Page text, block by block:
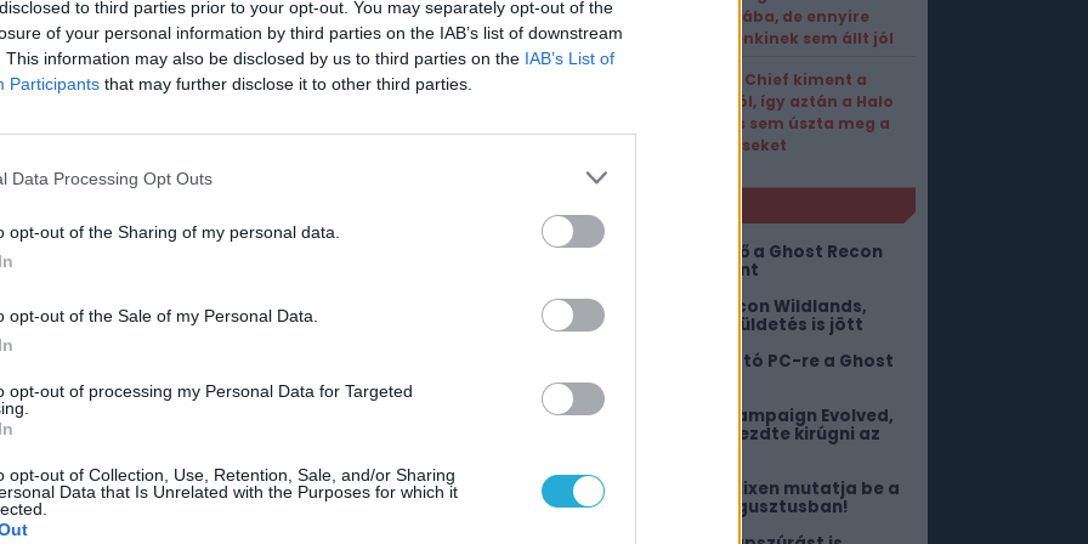
to third parties prior to your opt-out. You may separately opt-out of the
of your personal information by third parties on the IAB’s list of downstream
This information may also be disclosed by us to third parties on the IAB’s List of
Participants that may further disclose it to other third parties.
Data Processing Opt Outs
opt-out of the Sharing of my personal data.
opt-out of the Sale of my Personal Data.
opt-out of processing my Personal Data for Targeted
opt-out of Collection, Use, Retention, Sale, and/or Sharing
Data that Is Unrelated with the Purposes for which it
méghozzá egy visszafogott
mindenki választ magának egy babát,
körben 3 akciópontból gazdálkodva
a játékkártyák közül egy-egy
szoba lap bekerül a játéktábla alá, a
meg – ami nem osztható el, az a babaház
az egy-egy szintén véletlenül választott
és a történetlapkákkal kezdődhet a
eredményez, egyedül a lefutása
játsszuk, ami viszont mindenképpen javasolt,
a szobákon át lehet közlekedni,
használva, vagy a két oldalsó rövidítést is
3 pontot vesz el. A szobákban talált
szerkójába, de ennyire
még senkinek sem állt jól
Master Chief kiment a
divatból, így aztán a Halo
Studios sem úszta meg a
leépítéseket
Mától ingyen pörgethető a Ghost Recon
Wildlands és a Breakpoint
Itt a next-gen Ghost Recon Wildlands,
amihez egy vadonatúj küldetés is jött
Most ingyen bezsákolható PC-re a Ghost
Recon: Future Soldier
Akkora „siker” a Halo: Campaign Evolved,
hogy az Xbox már el is kezdte kirúgni az
Megtört a csend, a Netflixen mutatja be a
Rockstar a GTA 6-ot augusztusban!